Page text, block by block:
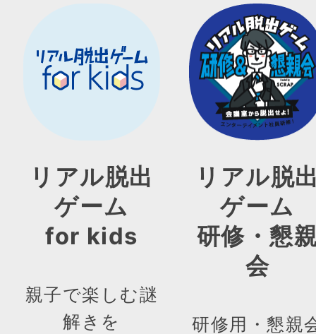
リアル脱出
ゲーム
for kids
親子で楽しむ謎
解きを
リアル脱
ゲーム
研修・懇
会
研修用・懇親